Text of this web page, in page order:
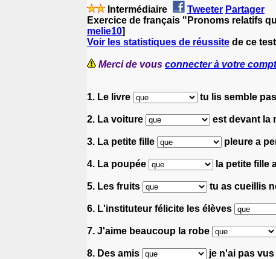
Intermédiaire Tweeter Partager
Exercice de français "Pronoms relatifs
melie10]
Voir les statistiques de réussite de ce
Merci de vous connecter à votre
1. Le livre tu lis semble
2. La voiture est devant la
3. La petite fille pleure a
4. La poupée la petite fille
5. Les fruits tu as cueillis
6. L'instituteur félicite les élèves
7. J'aime beaucoup la robe
8. Des amis je n'ai pas